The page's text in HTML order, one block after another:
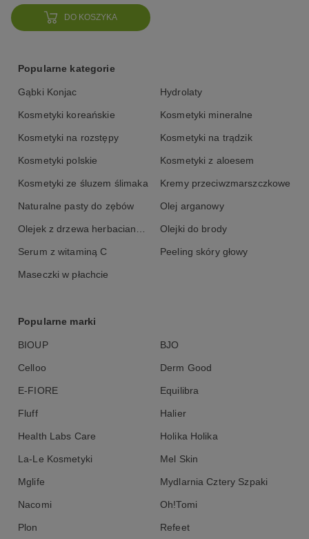
Porada
na kaloryferze, bo może popękać, po prostu połóż ją w
suchym miejscu włosiem do dołu na blacie.
naturalna reakcja.
DO KOSZYKA
Popularne kategorie
Gąbki Konjac Hydrolaty
Kosmetyki koreańskie Kosmetyki mineralne
Kosmetyki na rozstępy Kosmetyki na trądzik
Kosmetyki polskie Kosmetyki z aloesem
Kosmetyki ze śluzem ślimaka Kremy przeciwzmarszczkowe
Naturalne pasty do zębów Olej arganowy
Olejki do brody
Serum z witaminą C Peeling skóry głowy
Maseczki w płachcie
Popularne marki
BIOUP BJO
Celloo Derm Good
E-FIORE Equilibra
Fluff Halier
Health Labs Care Holika Holika
La-Le Kosmetyki Mel Skin
Mglife Mydlarnia Cztery Szpaki
Nacomi Oh!Tomi
Plon Refeet